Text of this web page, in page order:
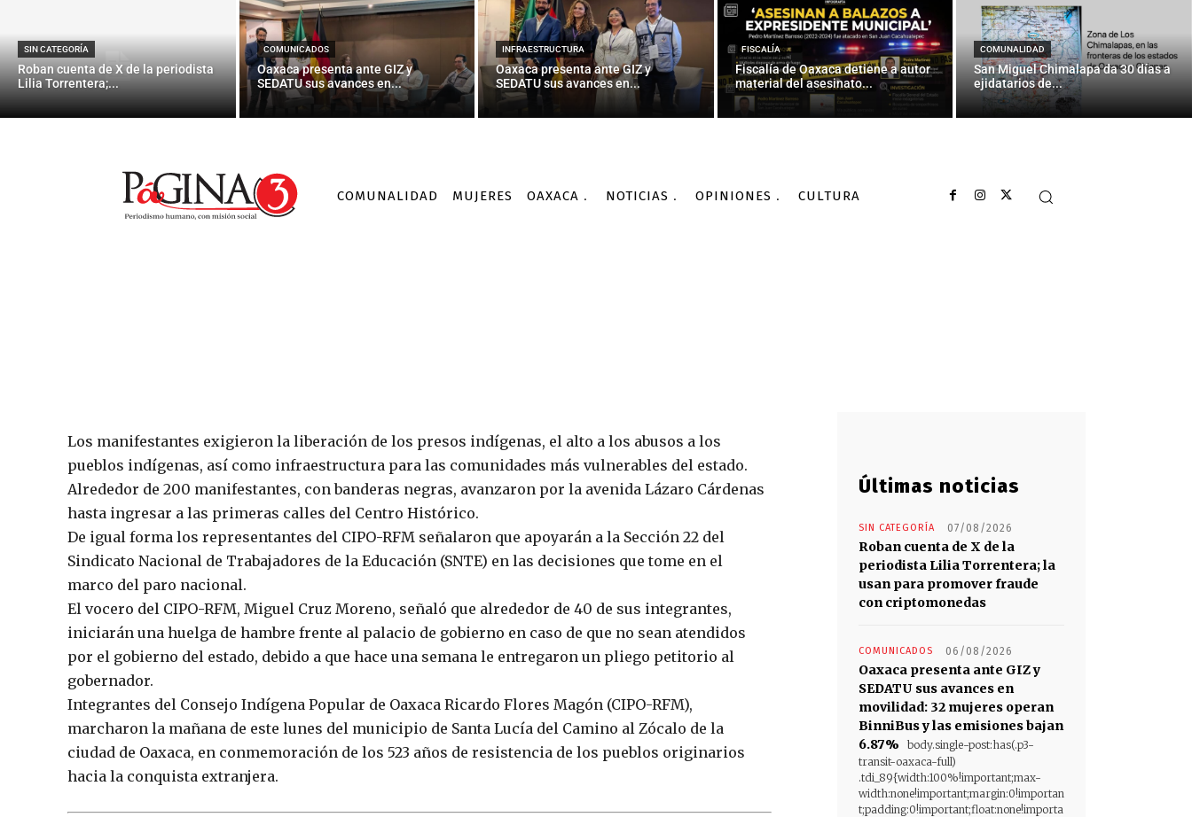
SIN CATEGORÍA
Roban cuenta de X de la periodista
Lilia Torrentera;...
COMUNICADOS
Oaxaca presenta ante GIZ y
SEDATU sus avances en...
INFRAESTRUCTURA
Oaxaca presenta ante GIZ y
SEDATU sus avances en...
FISCALÍA
Fiscalía de Oaxaca detiene a autor
material del asesinato...
COMUNALIDAD
San Miguel Chimalapa da 30 días a
ejidatarios de...
COMUNALIDAD MUJERES OAXACA NOTICIAS OPINIONES CULTURA
OAXACA
CIPO marcha y amenaza con huelga de hambre
Por AGENCIA INFORMATIVA CONACYT - 12/10/2015
Los manifestantes exigieron la liberación de los presos indígenas, el alto a los abusos a los
pueblos indígenas, así como infraestructura para las comunidades más vulnerables del estado.
Alrededor de 200 manifestantes, con banderas negras, avanzaron por la avenida Lázaro Cárdenas
hasta ingresar a las primeras calles del Centro Histórico.
De igual forma los representantes del CIPO-RFM señalaron que apoyarán a la Sección 22 del
Sindicato Nacional de Trabajadores de la Educación (SNTE) en las decisiones que tome en el
marco del paro nacional.
El vocero del CIPO-RFM, Miguel Cruz Moreno, señaló que alrededor de 40 de sus integrantes,
iniciarán una huelga de hambre frente al palacio de gobierno en caso de que no sean atendidos
por el gobierno del estado, debido a que hace una semana le entregaron un pliego petitorio al
gobernador.
Integrantes del Consejo Indígena Popular de Oaxaca Ricardo Flores Magón (CIPO-RFM),
marcharon la mañana de este lunes del municipio de Santa Lucía del Camino al Zócalo de la
ciudad de Oaxaca, en conmemoración de los 523 años de resistencia de los pueblos originarios
hacia la conquista extranjera.
Últimas noticias
SIN CATEGORÍA 07/08/2026
Roban cuenta de X de la
periodista Lilia Torrentera; la
usan para promover fraude
con criptomonedas
COMUNICADOS 06/08/2026
Oaxaca presenta ante GIZ y
SEDATU sus avances en
movilidad: 32 mujeres operan
BinniBus y las emisiones bajan
6.87%
body.single-post:has(.p3-
transit-oaxaca-full)
.tdi_89{width:100%!important;max-
width:none!important;margin:0!importan
t;padding:0!important;float:none!importa